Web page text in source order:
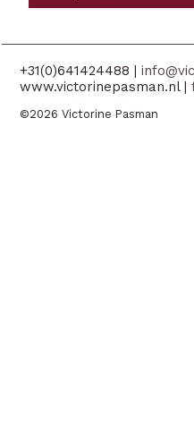
+31(0)641424488 |
www.victorinepasman.nl |
©2026 Victorine Pasman